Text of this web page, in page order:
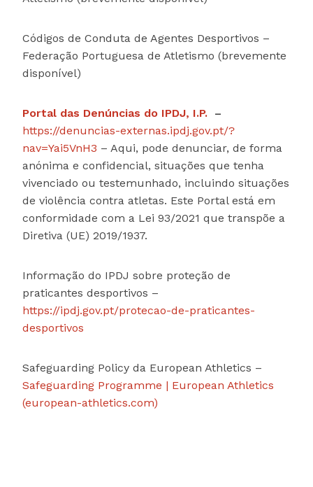
Códigos de Conduta de Agentes Desportivos –
Federação Portuguesa de Atletismo (brevemente
disponível)
Portal das Denúncias do IPDJ, I.P. –
https://denuncias-externas.ipdj.gov.pt/?
nav=Yai5VnH3 – Aqui, pode denunciar, de forma
anónima e confidencial, situações que tenha
vivenciado ou testemunhado, incluindo situações
de violência contra atletas. Este Portal está em
conformidade com a Lei 93/2021 que transpõe a
Diretiva (UE) 2019/1937.
Informação do IPDJ sobre proteção de
praticantes desportivos –
https://ipdj.gov.pt/protecao-de-praticantes-
desportivos
Safeguarding Policy da European Athletics –
Safeguarding Programme | European Athletics
(european-athletics.com)